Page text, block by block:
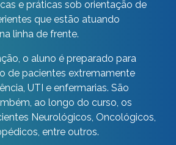
e práticas sob orientação de
que estão atuando
linha de frente.
o aluno é preparado para
de pacientes extremamente
UTI e enfermarias. São
ao longo do curso, os
Neurológicos, Oncológicos,
entre outros.